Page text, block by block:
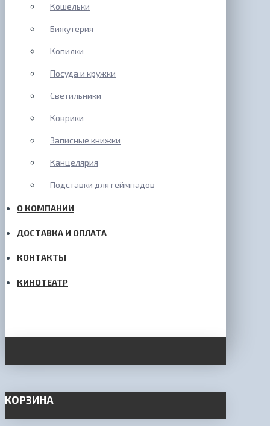
Кошельки
Бижутерия
Копилки
Посуда и кружки
Светильники
Коврики
Записные книжки
Канцелярия
Подставки для геймпадов
О КОМПАНИИ
ДОСТАВКА И ОПЛАТА
КОНТАКТЫ
КИНОТЕАТР
КОРЗИНА